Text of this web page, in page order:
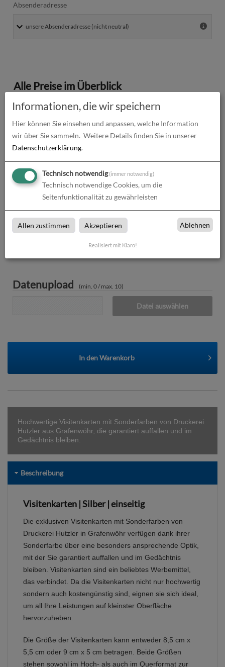
Absenderadresse
Alle Preise im Überblick
Produkt-Konfiguration
Druckdaten überprüfen
Produktion und Versand
Produktions- und Lieferzeit
Gesamtbetrag (netto)
zzgl. 19% MwSt. 15,96€
Datenupload (min. 0 / max. 10)
Datei auswählen
In den Warenkorb
Hochwertige Visitenkarten mit Sonderfarben von Druckerei
Hutzler aus Grafenwöhr, die garantiert auffallen und im
Gedächtnis bleiben.
Beschreibung
Visitenkarten | Silber | einseitig
Die exklusiven Visitenkarten mit Sonderfarben von
Druckerei Hutzler in Grafenwöhr verfügen dank ihrer
Sonderfarbe über eine besonders ansprechende Optik,
mit der Sie garantiert auffallen und im Gedächtnis
bleiben. Visitenkarten sind ein beliebtes Werbemittel,
das verbindet. Da die Visitenkarten nicht nur hochwertig
sondern auch kostengünstig sind, eignen sie sich ideal,
um all Ihre Leistungen auf kleinster Oberfläche
hervorzuheben.
Die Größe der Visitenkarten kann entweder 8,5 cm x
5,5 cm oder 9 cm x 5 cm betragen. Beide Größen
stehen sowohl im Hoch- als auch im Querformat zur
Informationen, die wir speichern
Hier können Sie einsehen und anpassen, welche Information
wir über Sie sammeln. Weitere Details finden Sie in unserer
Datenschutzerklärung.
Technisch notwendig(immer notwendig)
Technisch notwendige Cookies, um die
Seitenfunktionalität zu gewährleisten
Allen zustimmen Akzeptieren Ablehnen
Realisiert mit Klaro!